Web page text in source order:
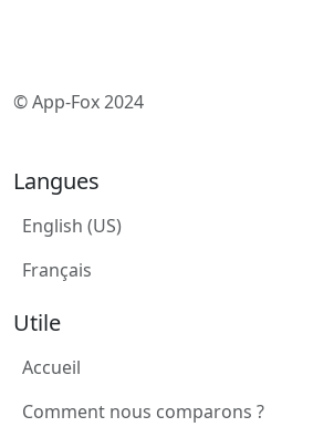
© App-Fox 2024
Langues
English (US)
Français
Utile
Accueil
Comment nous comparons ?